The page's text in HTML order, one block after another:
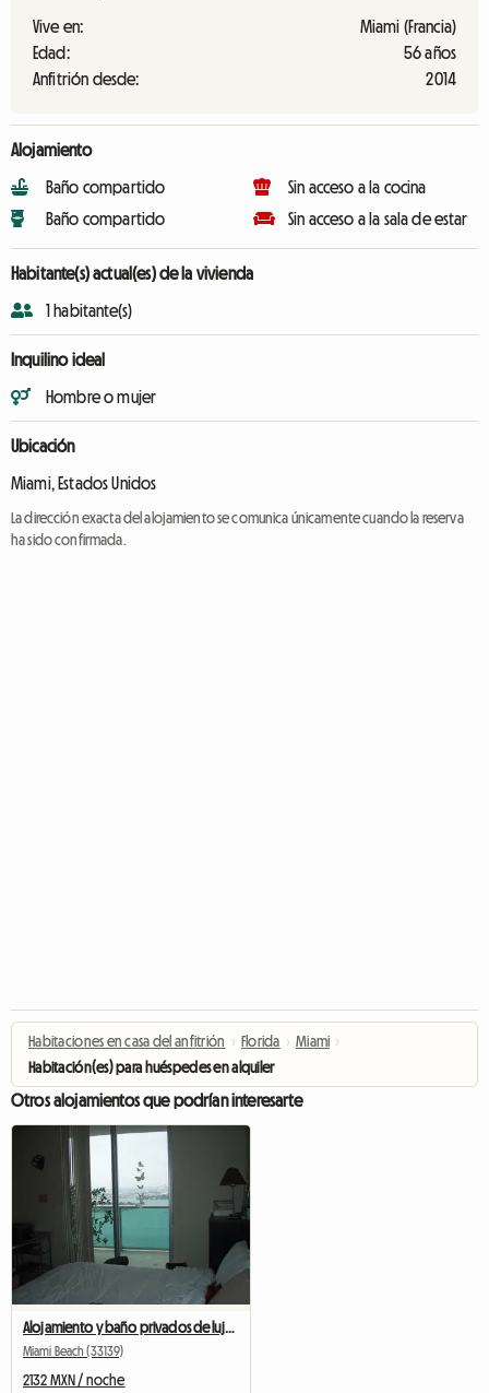
Vive en:
Miami (Francia)
Edad:
56 años
Anfitrión desde:
2014
Alojamiento
Baño compartido
Baño compartido
Sin acceso a la cocina
Sin acceso a la sala de estar
Habitante(s) actual(es) de la vivienda
1 habitante(s)
Inquilino ideal
Hombre o mujer
Ubicación
Miami, Estados Unidos
La dirección exacta del alojamiento se comunica únicamente cuando la reserva
ha sido confirmada.
Habitaciones en casa del anfitrión › Florida › Miami ›
Habitación(es) para huéspedes en alquiler
Otros alojamientos que podrían interesarte
Alojamiento y baño privados de lujo con vista al agua
Miami Beach (33139)
2132 MXN / noche